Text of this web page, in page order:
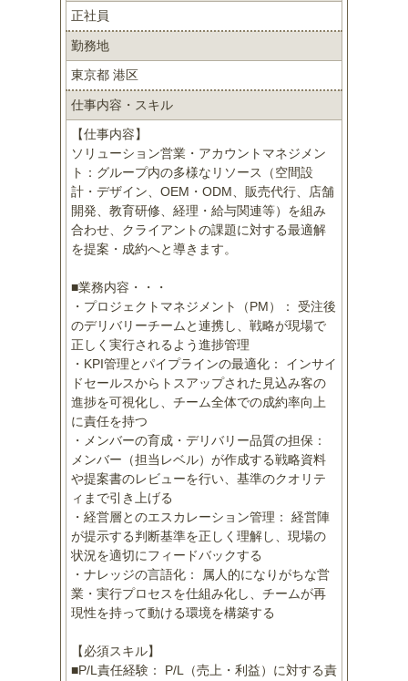
正社員
勤務地
東京都 港区
仕事内容・スキル
【仕事内容】
ソリューション営業・アカウントマネジメン
ト：グループ内の多様なリソース（空間設
計・デザイン、OEM・ODM、販売代行、店舗
開発、教育研修、経理・給与関連等）を組み
合わせ、クライアントの課題に対する最適解
を提案・成約へと導きます。
■業務内容・・・
・プロジェクトマネジメント（PM）： 受注後
のデリバリーチームと連携し、戦略が現場で
正しく実行されるよう進捗管理
・KPI管理とパイプラインの最適化： インサイ
ドセールスからトスアップされた見込み客の
進捗を可視化し、チーム全体での成約率向上
に責任を持つ
・メンバーの育成・デリバリー品質の担保：
メンバー（担当レベル）が作成する戦略資料
や提案書のレビューを行い、基準のクオリテ
ィまで引き上げる
・経営層とのエスカレーション管理： 経営陣
が提示する判断基準を正しく理解し、現場の
状況を適切にフィードバックする
・ナレッジの言語化： 属人的になりがちな営
業・実行プロセスを仕組み化し、チームが再
現性を持って動ける環境を構築する
【必須スキル】
■P/L責任経験： P/L（売上・利益）に対する責